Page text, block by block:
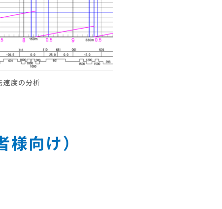
速度の分析
向け）